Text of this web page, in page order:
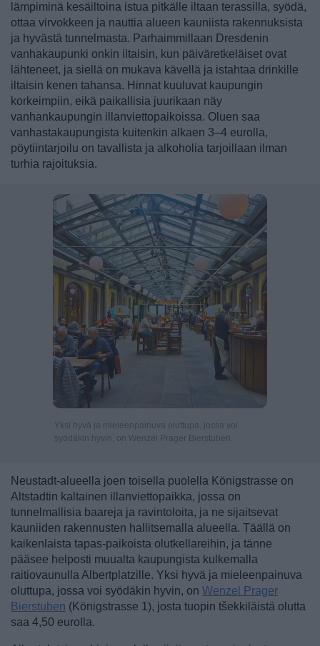
lämpiminä kesäiltoina istua pitkälle iltaan terassilla, syödä,
ottaa virvokkeen ja nauttia alueen kauniista rakennuksista
ja hyvästä tunnelmasta. Parhaimmillaan Dresdenin
vanhakaupunki onkin iltaisin, kun päiväretkeläiset ovat
lähteneet, ja siellä on mukava kävellä ja istahtaa drinkille
iltaisin kenen tahansa. Hinnat kuuluvat kaupungin
korkeimpiin, eikä paikallisia juurikaan näy
vanhankaupungin illanviettopaikoissa. Oluen saa
vanhastakaupungista kuitenkin alkaen 3–4 eurolla,
pöytiintarjoilu on tavallista ja alkoholia tarjoillaan ilman
turhia rajoituksia.
Yksi hyvä ja mieleenpainuva oluttupa, jossa voi
syödäkin hyvin, on Wenzel Prager Bierstuben.
Neustadt-alueella joen toisella puolella Königstrasse on
Altstadtin kaltainen illanviettopaikka, jossa on
tunnelmallisia baareja ja ravintoloita, ja ne sijaitsevat
kauniiden rakennusten hallitsemalla alueella. Täällä on
kaikenlaista tapas-paikoista olutkellareihin, ja tänne
pääsee helposti muualta kaupungista kulkemalla
raitiovaunulla Albertplatzille. Yksi hyvä ja mieleenpainuva
oluttupa, jossa voi syödäkin hyvin, on Wenzel Prager
Bierstuben (Königstrasse 1), josta tuopin tšekkiläistä olutta
saa 4,50 eurolla.